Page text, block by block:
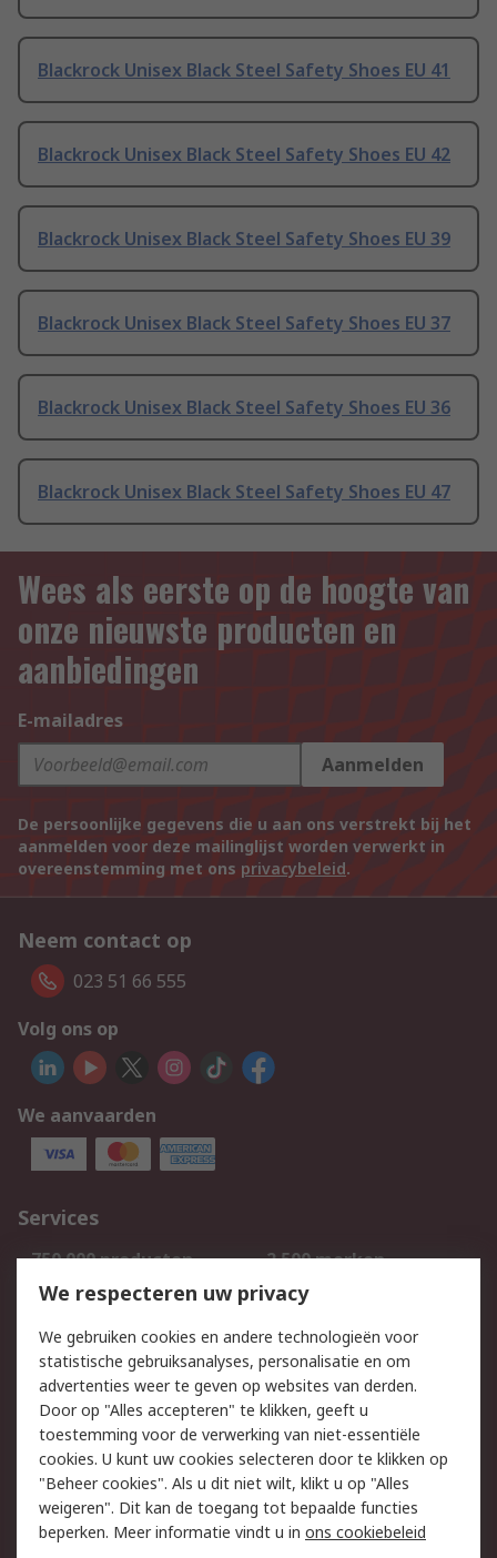
Blackrock Unisex Black Steel Safety Shoes EU 41
Blackrock Unisex Black Steel Safety Shoes EU 42
Blackrock Unisex Black Steel Safety Shoes EU 39
Blackrock Unisex Black Steel Safety Shoes EU 37
Blackrock Unisex Black Steel Safety Shoes EU 36
Blackrock Unisex Black Steel Safety Shoes EU 47
Wees als eerste op de hoogte van
onze nieuwste producten en
aanbiedingen
E-mailadres
Aanmelden
De persoonlijke gegevens die u aan ons verstrekt bij het
aanmelden voor deze mailinglijst worden verwerkt in
overeenstemming met ons privacybeleid.
Neem contact op
023 51 66 555
Volg ons op
We aanvaarden
Services
750.000 producten
2.500 merken
Bestellen
Inkoopoplossingen
Track & Trace
Wettelijk
Cookiebeleid
Email veiligheid
Privacybeleid
Websitevoorwaarden
Algemene
verkoopvoorwaarden
We respecteren uw privacy
We gebruiken cookies en andere technologieën voor
statistische gebruiksanalyses, personalisatie en om
advertenties weer te geven op websites van derden.
Door op "Alles accepteren" te klikken, geeft u
toestemming voor de verwerking van niet-essentiële
cookies. U kunt uw cookies selecteren door te klikken op
"Beheer cookies". Als u dit niet wilt, klikt u op "Alles
weigeren". Dit kan de toegang tot bepaalde functies
beperken. Meer informatie vindt u in ons cookiebeleid